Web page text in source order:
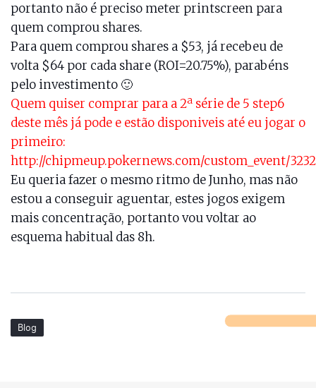
portanto não é preciso meter printscreen para
quem comprou shares.
Para quem comprou shares a $53, já recebeu de
volta $64 por cada share (ROI=20.75%), parabéns
pelo investimento 🙂
Quem quiser comprar para a 2ª série de 5 step6
deste mês já pode e estão disponiveis até eu jogar o
primeiro:
http://chipmeup.pokernews.com/custom_event/
Eu queria fazer o mesmo ritmo de Junho, mas não
estou a conseguir aguentar, estes jogos exigem
mais concentração, portanto vou voltar ao
esquema habitual das 8h.
Blog